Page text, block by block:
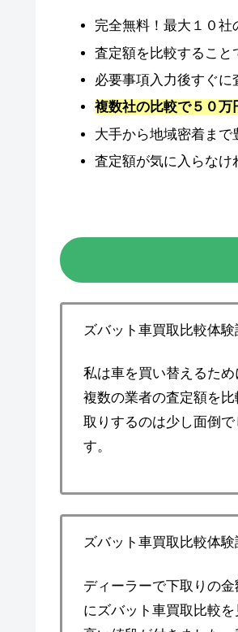
完全無料！最大１０社
査定額を比較すること
必要事項入力後すぐ
複数社の比較で５０万
大手から地域密着まで
査定額が気に入らなけ
ズバット車買取比較体験
私は車を買い替えるた
複数の業者の査定額を
取りするのは少し面倒
す。
ズバット車買取比較体験
ディーラーで下取りの
にズバット車買取比較